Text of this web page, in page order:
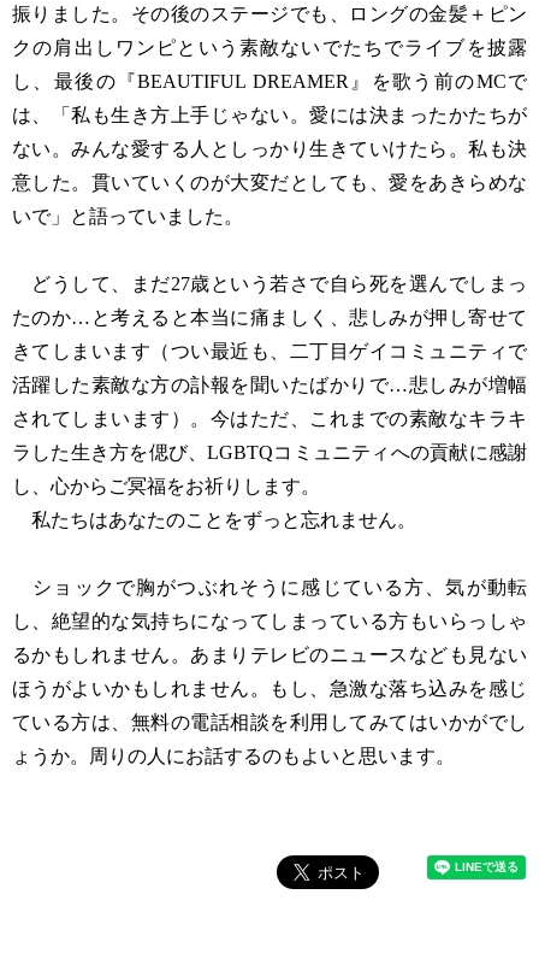
振りました。その後のステージでも、ロングの金髪＋ピン
クの肩出しワンピという素敵ないでたちでライブを披露
し、最後の『BEAUTIFUL DREAMER』を歌う前のMCで
は、「私も生き方上手じゃない。愛には決まったかたちが
ない。みんな愛する人としっかり生きていけたら。私も決
意した。貫いていくのが大変だとしても、愛をあきらめな
いで」と語っていました。
どうして、まだ27歳という若さで自ら死を選んでしまっ
たのか…と考えると本当に痛ましく、悲しみが押し寄せて
きてしまいます（つい最近も、二丁目ゲイコミュニティで
活躍した素敵な方の訃報を聞いたばかりで…悲しみが増幅
されてしまいます）。今はただ、これまでの素敵なキラキ
ラした生き方を偲び、LGBTQコミュニティへの貢献に感謝
し、心からご冥福をお祈りします。
私たちはあなたのことをずっと忘れません。
ショックで胸がつぶれそうに感じている方、気が動転
し、絶望的な気持ちになってしまっている方もいらっしゃ
るかもしれません。あまりテレビのニュースなども見ない
ほうがよいかもしれません。もし、急激な落ち込みを感じ
ている方は、無料の電話相談を利用してみてはいかがでし
ょうか。周りの人にお話するのもよいと思います。